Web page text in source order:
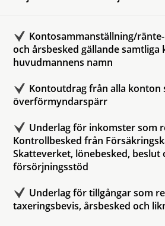
Kontosammanställning/
och årsbesked gällande samtliga
huvudmannens namn
Kontoutdrag från alla konton
överförmyndarspärr
Underlag för inkomster som
Kontrollbesked från
Skatteverket, lönebesked, beslut
försörjningsstöd
Underlag för tillgångar som
taxeringsbevis, årsbesked och